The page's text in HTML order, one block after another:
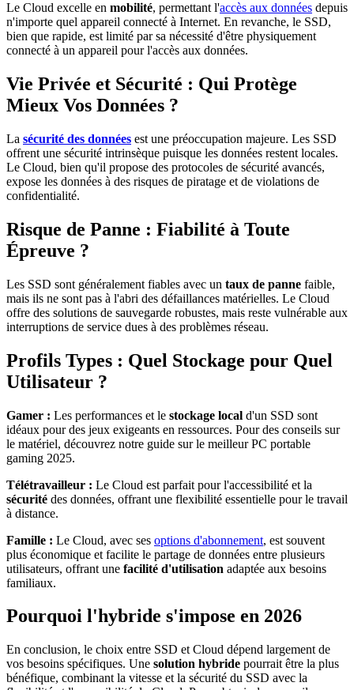
Le Cloud excelle en mobilité, permettant l'accès aux données depuis
n'importe quel appareil connecté à Internet. En revanche, le SSD,
bien que rapide, est limité par sa nécessité d'être physiquement
connecté à un appareil pour l'accès aux données.
Vie Privée et Sécurité : Qui Protège
Mieux Vos Données ?
La sécurité des données est une préoccupation majeure. Les SSD
offrent une sécurité intrinsèque puisque les données restent locales.
Le Cloud, bien qu'il propose des protocoles de sécurité avancés,
expose les données à des risques de piratage et de violations de
confidentialité.
Risque de Panne : Fiabilité à Toute
Épreuve ?
Les SSD sont généralement fiables avec un taux de panne faible,
mais ils ne sont pas à l'abri des défaillances matérielles. Le Cloud
offre des solutions de sauvegarde robustes, mais reste vulnérable aux
interruptions de service dues à des problèmes réseau.
Profils Types : Quel Stockage pour Quel
Utilisateur ?
Gamer : Les performances et le stockage local d'un SSD sont
idéaux pour des jeux exigeants en ressources. Pour des conseils sur
le matériel, découvrez notre guide sur le meilleur PC portable
gaming 2025.
Télétravailleur : Le Cloud est parfait pour l'accessibilité et la
sécurité des données, offrant une flexibilité essentielle pour le travail
à distance.
Famille : Le Cloud, avec ses options d'abonnement, est souvent
plus économique et facilite le partage de données entre plusieurs
utilisateurs, offrant une facilité d'utilisation adaptée aux besoins
familiaux.
Pourquoi l'hybride s'impose en 2026
En conclusion, le choix entre SSD et Cloud dépend largement de
vos besoins spécifiques. Une solution hybride pourrait être la plus
bénéfique, combinant la vitesse et la sécurité du SSD avec la